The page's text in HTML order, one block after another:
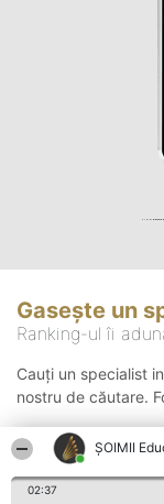
ȘOIMII
02:37
Gasește un
Ranking-ul îi
Cauți un specialist
nostru de căutare.